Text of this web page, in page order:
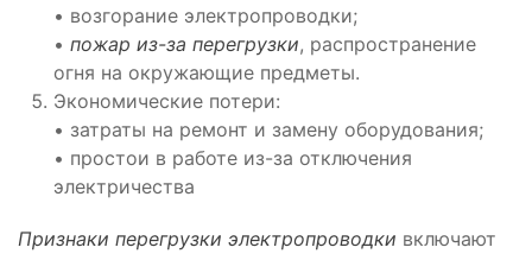
• возгорание электропроводки;
• пожар из-за перегрузки, распространение
огня на окружающие предметы.
Экономические потери:
• затраты на ремонт и замену оборудования;
• простои в работе из-за отключения
электричества
Признаки перегрузки электропроводки включают